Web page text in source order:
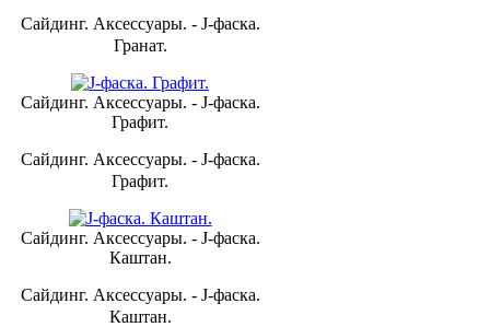
Сайдинг. Аксессуары. - J-фаска.
Гранат.
Сайдинг. Аксессуары. - J-фаска.
Графит.
Сайдинг. Аксессуары. - J-фаска.
Графит.
Сайдинг. Аксессуары. - J-фаска.
Каштан.
Сайдинг. Аксессуары. - J-фаска.
Каштан.